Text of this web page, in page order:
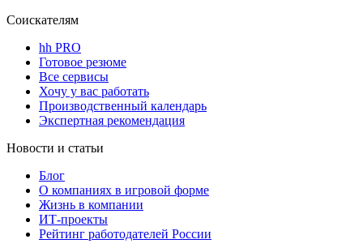
Соискателям
hh PRO
Готовое резюме
Все сервисы
Хочу у вас работать
Производственный календарь
Экспертная рекомендация
Новости и статьи
Блог
О компаниях в игровой форме
Жизнь в компании
ИТ-проекты
Рейтинг работодателей России